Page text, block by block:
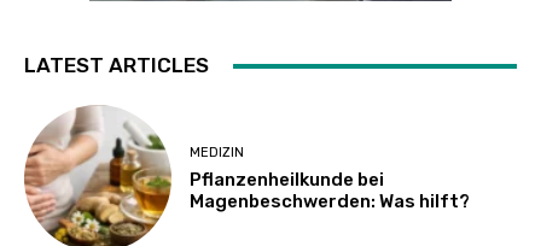
LATEST ARTICLES
MEDIZIN
Pflanzenheilkunde bei
Magenbeschwerden: Was hilft?